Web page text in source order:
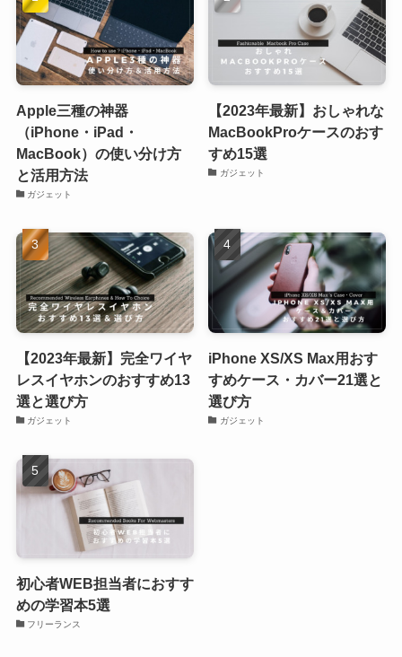
Apple三種の神器
（iPhone・iPad・
MacBook）の使い分け方
と活用方法
ガジェット
【2023年最新】おしゃれな
MacBookProケースのおす
すめ15選
ガジェット
【2023年最新】完全ワイヤ
レスイヤホンのおすすめ13
選と選び方
ガジェット
iPhone XS/XS Max用おす
すめケース・カバー21選と
選び方
ガジェット
初心者WEB担当者におすす
めの学習本5選
フリーランス